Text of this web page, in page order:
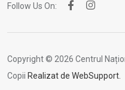
Follow Us On:
Copyright © 2026 Centrul
Copii Realizat de WebSupport.